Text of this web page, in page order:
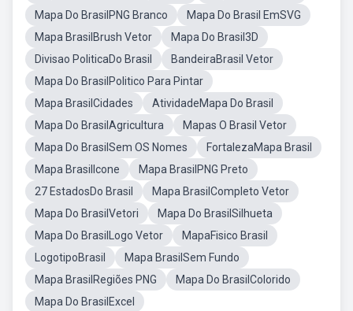
Mapa Do BrasilPNG Branco
Mapa Do Brasil EmSVG
Mapa BrasilBrush Vetor
Mapa Do Brasil3D
Divisao PoliticaDo Brasil
BandeiraBrasil Vetor
Mapa Do BrasilPolitico Para Pintar
Mapa BrasilCidades
AtividadeMapa Do Brasil
Mapa Do BrasilAgricultura
Mapas O Brasil Vetor
Mapa Do BrasilSem OS Nomes
FortalezaMapa Brasil
Mapa BrasilIcone
Mapa BrasilPNG Preto
27 EstadosDo Brasil
Mapa BrasilCompleto Vetor
Mapa Do BrasilVetori
Mapa Do BrasilSilhueta
Mapa Do BrasilLogo Vetor
MapaFisico Brasil
LogotipoBrasil
Mapa BrasilSem Fundo
Mapa BrasilRegiões PNG
Mapa Do BrasilColorido
Mapa Do BrasilExcel